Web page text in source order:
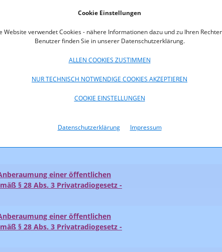
Cookie Einstellungen
Website verwendet Cookies - nähere Informationen dazu und zu Ihren
Benutzer finden Sie in unserer Datenschutzerklärung.
ALLEN COOKIES ZUSTIMMEN
NUR TECHNISCH NOTWENDIGE COOKIES AKZEPTIEREN
COOKIE EINSTELLUNGEN
Datenschutzerklärung Impressum
Austria (2010)
Kommunikationsbehörde Austria
Übertragungskapazität
100,4 MHz (KOA 1.011/10-
einer öffentlichen
§ 63 Abs. 2 Audiovisuelle
TV St. Veit Produktions- und
einer öffentlichen
§ 28 Abs. 3 Privatradiogesetz -
einer öffentlichen
§ 28 Abs. 3 Privatradiogesetz -